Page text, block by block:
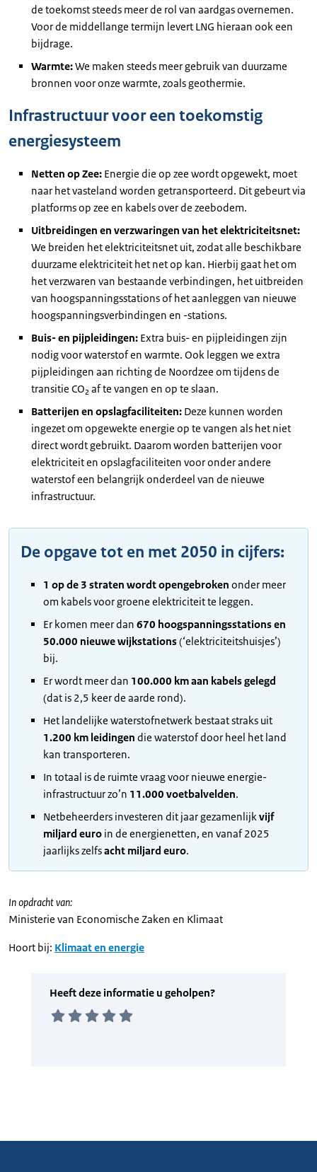
de toekomst steeds meer de rol van aardgas overnemen.
Voor de middellange termijn levert LNG hieraan ook een
bijdrage.
Warmte:We maken steeds meer gebruik van duurzame
bronnen voor onze warmte, zoals geothermie.
Infrastructuur voor een toekomstig
energiesysteem
Netten op Zee: Energie die op zee wordt opgewekt, moet
naar het vasteland worden getransporteerd. Dit gebeurt via
platforms op zee en kabels over de zeebodem.
Uitbreidingen en verzwaringen van het elektriciteitsnet:
We breiden het elektriciteitsnet uit, zodat alle beschikbare
duurzame elektriciteit het net op kan. Hierbij gaat het om
het verzwaren van bestaande verbindingen, het uitbreiden
van hoogspanningsstations of het aanleggen van nieuwe
hoogspanningsverbindingen en -stations.
Buis- en pijpleidingen: Extra buis- en pijpleidingen zijn
nodig voor waterstof en warmte. Ook leggen we extra
pijpleidingen aan richting de Noordzee om tijdens de
transitie CO₂ af te vangen en op te slaan.
Batterijen en opslagfaciliteiten: Deze kunnen worden
ingezet om opgewekte energie op te vangen als het niet
direct wordt gebruikt. Daarom worden batterijen voor
elektriciteit en opslagfaciliteiten voor onder andere
waterstof een belangrijk onderdeel van de nieuwe
infrastructuur.
De opgave tot en met 2050 in cijfers:
1 op de 3 straten wordt opengebroken onder meer
om kabels voor groene elektriciteit te leggen.
Er komen meer dan 670 hoogspanningsstations en
50.000 nieuwe wijkstations(‘elektriciteitshuisjes’)
bij.
Er wordt meer dan 100.000 km aan kabels gelegd
(dat is 2,5 keer de aarde rond).
Het landelijke waterstofnetwerk bestaat straks uit
1.200 km leidingen die waterstof door heel het land
kan transporteren.
In totaal is de ruimte vraag voor nieuwe energie-
infrastructuur zo’n 11.000 voetbalvelden.
Netbeheerders investeren dit jaar gezamenlijkvijf
miljard euro in de energienetten, en vanaf 2025
jaarlijks zelfsacht miljard euro.
In opdracht van:
Ministerie van Economische Zaken en Klimaat
Hoort bij: Klimaat en energie